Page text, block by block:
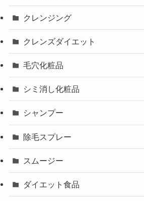
クレンジング
クレンズダイエット
毛穴化粧品
シミ消し化粧品
シャンプー
除毛スプレー
スムージー
ダイエット食品